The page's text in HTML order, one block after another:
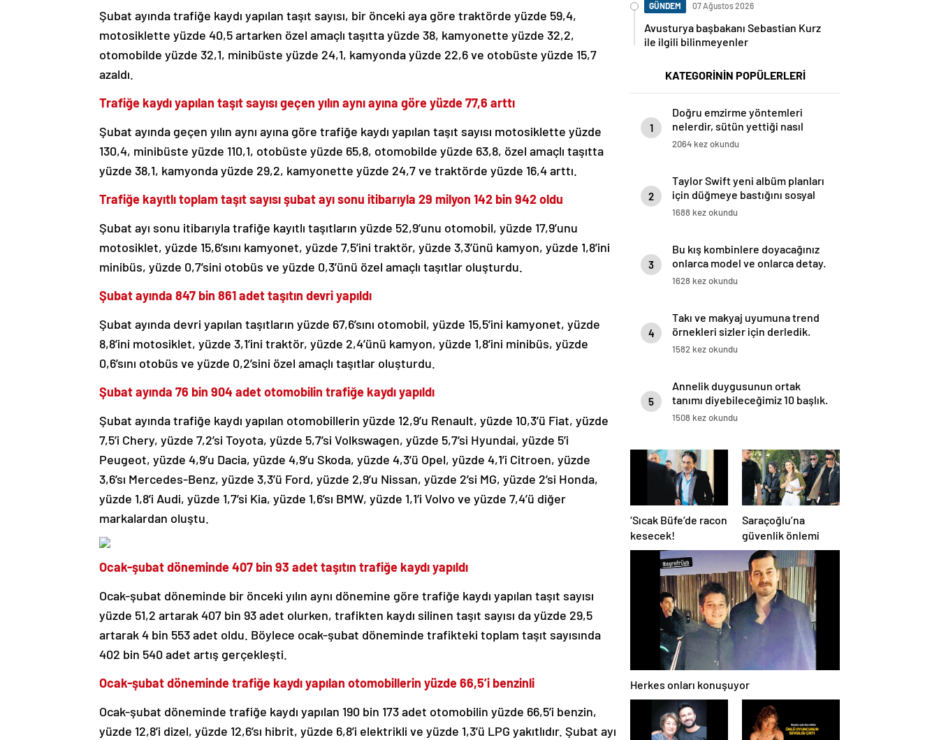
Şubat ayında trafiğe kaydı yapılan taşıt sayısı, bir önceki aya göre traktörde yüzde 59,4,
motosiklette yüzde 40,5 artarken özel amaçlı taşıtta yüzde 38, kamyonette yüzde 32,2,
otomobilde yüzde 32,1, minibüste yüzde 24,1, kamyonda yüzde 22,6 ve otobüste yüzde 15,7
azaldı.
Trafiğe kaydı yapılan taşıt sayısı geçen yılın aynı ayına göre yüzde 77,6 arttı
Şubat ayında geçen yılın aynı ayına göre trafiğe kaydı yapılan taşıt sayısı motosiklette yüzde
130,4, minibüste yüzde 110,1, otobüste yüzde 65,8, otomobilde yüzde 63,8, özel amaçlı taşıtta
yüzde 38,1, kamyonda yüzde 29,2, kamyonette yüzde 24,7 ve traktörde yüzde 16,4 arttı.
Trafiğe kayıtlı toplam taşıt sayısı şubat ayı sonu itibarıyla 29 milyon 142 bin 942 oldu
Şubat ayı sonu itibarıyla trafiğe kayıtlı taşıtların yüzde 52,9’unu otomobil, yüzde 17,9’unu
motosiklet, yüzde 15,6’sını kamyonet, yüzde 7,5’ini traktör, yüzde 3,3’ünü kamyon, yüzde 1,8’ini
minibüs, yüzde 0,7’sini otobüs ve yüzde 0,3’ünü özel amaçlı taşıtlar oluşturdu.
Şubat ayında 847 bin 861 adet taşıtın devri yapıldı
Şubat ayında devri yapılan taşıtların yüzde 67,6’sını otomobil, yüzde 15,5’ini kamyonet, yüzde
8,8’ini motosiklet, yüzde 3,1’ini traktör, yüzde 2,4’ünü kamyon, yüzde 1,8’ini minibüs, yüzde
0,6’sını otobüs ve yüzde 0,2’sini özel amaçlı taşıtlar oluşturdu.
Şubat ayında 76 bin 904 adet otomobilin trafiğe kaydı yapıldı
Şubat ayında trafiğe kaydı yapılan otomobillerin yüzde 12,9’u Renault, yüzde 10,3’ü Fiat, yüzde
7,5’i Chery, yüzde 7,2’si Toyota, yüzde 5,7’si Volkswagen, yüzde 5,7’si Hyundai, yüzde 5’i
Peugeot, yüzde 4,9’u Dacia, yüzde 4,9’u Skoda, yüzde 4,3’ü Opel, yüzde 4,1’i Citroen, yüzde
3,6’sı Mercedes-Benz, yüzde 3,3’ü Ford, yüzde 2,9’u Nissan, yüzde 2’si MG, yüzde 2’si Honda,
yüzde 1,8’i Audi, yüzde 1,7’si Kia, yüzde 1,6’sı BMW, yüzde 1,1’i Volvo ve yüzde 7,4’ü diğer
markalardan oluştu.
Ocak-şubat döneminde 407 bin 93 adet taşıtın trafiğe kaydı yapıldı
Ocak-şubat döneminde bir önceki yılın aynı dönemine göre trafiğe kaydı yapılan taşıt sayısı
yüzde 51,2 artarak 407 bin 93 adet olurken, trafikten kaydı silinen taşıt sayısı da yüzde 29,5
artarak 4 bin 553 adet oldu. Böylece ocak-şubat döneminde trafikteki toplam taşıt sayısında
402 bin 540 adet artış gerçekleşti.
Ocak-şubat döneminde trafiğe kaydı yapılan otomobillerin yüzde 66,5’i benzinli
Ocak-şubat döneminde trafiğe kaydı yapılan 190 bin 173 adet otomobilin yüzde 66,5’i benzin,
yüzde 12,8’i dizel, yüzde 12,6’sı hibrit, yüzde 6,8’i elektrikli ve yüzde 1,3’ü LPG yakıtlıdır. Şubat ayı
GÜNDEM 07 Ağustos 2026
Avusturya başbakanı Sebastian Kurz
ile ilgili bilinmeyenler
KATEGORİNİN POPÜLERLERİ
1
Doğru emzirme yöntemleri
nelerdir, sütün yettiği nasıl
anlaşılır?
2064 kez okundu
2
Taylor Swift yeni albüm planları
için düğmeye bastığını sosyal
medyadan duyurdu!
1688 kez okundu
3
Bu kış kombinlere doyacağınız
onlarca model ve onlarca detay.
1628 kez okundu
4
Takı ve makyaj uyumuna trend
örnekleri sizler için derledik.
1582 kez okundu
5
Annelik duygusunun ortak
tanımı diyebileceğimiz 10 başlık.
1508 kez okundu
‘Sıcak Büfe’de racon
kesecek!
Saraçoğlu’na
güvenlik önlemi
Herkes onları konuşuyor